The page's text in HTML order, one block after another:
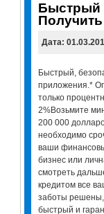
Быстрый
Дата:
Быстрый,
приложения.*
только
2%Возьмите
200 000
необходимо
ваши
бизнес или
смотреть
кредитом все
заботы решены,
быстрый и